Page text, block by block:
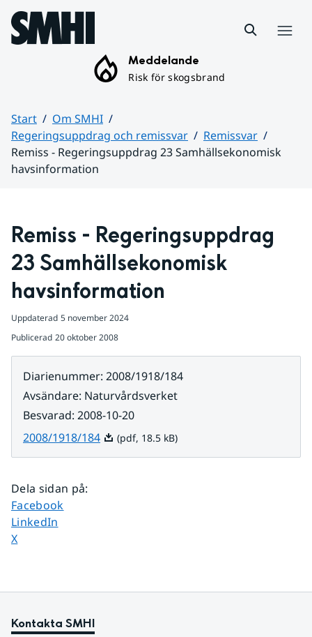
Hoppa till sidans innehåll
Meddelande
Risk för skogsbrand
Start
Om SMHI
Regeringsuppdrag och remissvar
Remissvar
Remiss - Regeringsuppdrag 23 Samhällsekonomisk
havsinformation
Remiss - Regeringsuppdrag
23 Samhällsekonomisk
havsinformation
Uppdaterad 5 november 2024
Publicerad 20 oktober 2008
Diarienummer: 2008/1918/184
Avsändare: Naturvårdsverket
Besvarad: 2008-10-20
2008/1918/184Pdf, 18.5 kB.
(pdf, 18.5 kB)
Dela sidan på:
Dela sidan på
Facebook
Dela sidan på
LinkedIn
Dela sidan på
X
Kontakta SMHI